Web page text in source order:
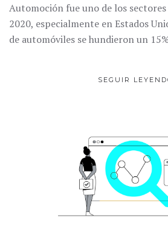
Automoción fue uno de los
2020, especialmente en Estados
de automóviles se hundieron un
SEGUIR